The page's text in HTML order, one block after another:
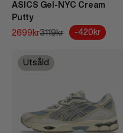
ASICS Gel-NYC Cream
Putty
REA-pris
2699krPris
3119kr -420kr
Utsåld